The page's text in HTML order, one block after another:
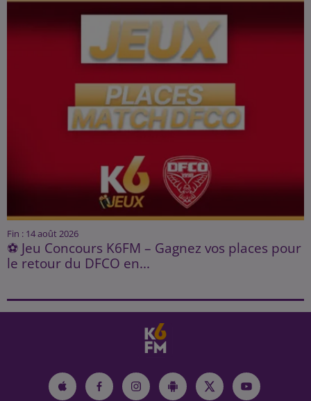
Fin : 14 août 2026
⚽ Jeu Concours K6FM – Gagnez vos places pour
le retour du DFCO en...